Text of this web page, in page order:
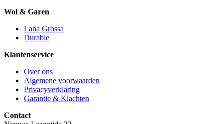
Wol & Garen
Lana Grossa
Durable
Klantenservice
Over ons
Algemene voorwaarden
Privacyverklaring
Garantie & Klachten
Contact